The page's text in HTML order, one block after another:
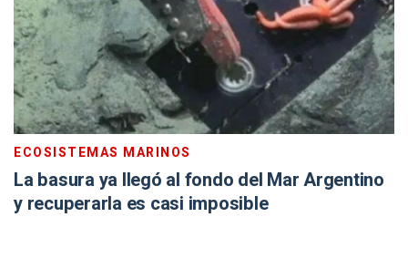
ECOSISTEMAS MARINOS
La basura ya llegó al fondo del Mar Argentino
y recuperarla es casi imposible